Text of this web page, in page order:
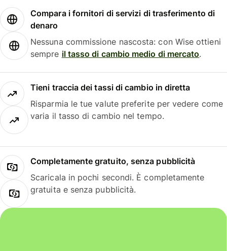
Compara i fornitori di servizi di trasferimento di
denaro
Nessuna commissione nascosta: con Wise ottieni
sempre il tasso di cambio medio di mercato.
Tieni traccia dei tassi di cambio in diretta
Risparmia le tue valute preferite per vedere come
varia il tasso di cambio nel tempo.
Completamente gratuito, senza pubblicità
Scaricala in pochi secondi. È completamente
gratuita e senza pubblicità.